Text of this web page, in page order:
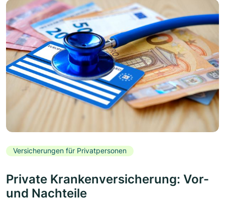
Versicherungen für Privatpersonen
Private Krankenversicherung: Vor-
und Nachteile